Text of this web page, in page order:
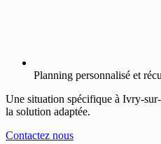
Planning personnalisé et
Une situation spécifique à Ivry-
la solution adaptée.
Contactez nous